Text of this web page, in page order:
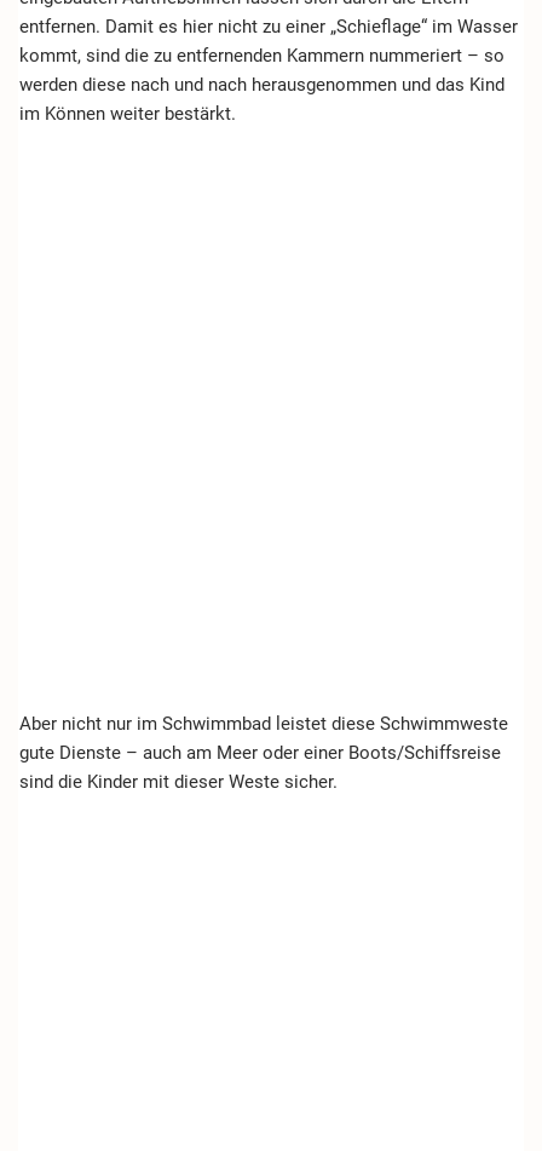
entfernen. Damit es hier nicht zu einer „Schieflage“ im Wasser
kommt, sind die zu entfernenden Kammern nummeriert – so
werden diese nach und nach herausgenommen und das Kind
im Können weiter bestärkt.
Aber nicht nur im Schwimmbad leistet diese Schwimmweste
gute Dienste – auch am Meer oder einer Boots/Schiffsreise
sind die Kinder mit dieser Weste sicher.